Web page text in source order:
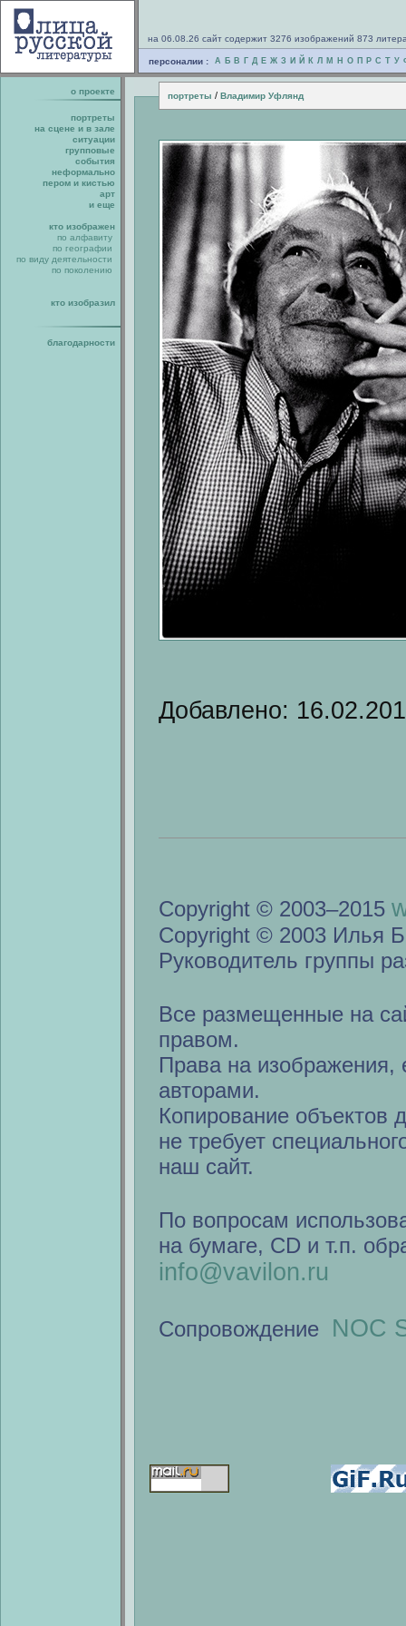
на 06.08.26 сайт содержит 3276 изображений 873
персоналии : А Б В Г Д Е Ж З И Й К Л М Н О П Р С Т У
о проекте портреты / Владимир Уфлянд
портреты
на сцене и в зале
ситуации
групповые
события
неформально
пером и кистью
арт
и еще
кто изображен
по алфавиту
по географии
по виду деятельности
по поколению
кто изобразил
благодарности
Добавлено:
Copyright © 2003–2015
Copyright © 2003 Илья
Руководитель группы
Все размещенные на
правом.
Права на изображения,
авторами.
Копирование объектов
не требует
наш сайт.
По вопросам
на бумаге, CD и т.п.
info@vavilon.ru
Сопровождение NOC